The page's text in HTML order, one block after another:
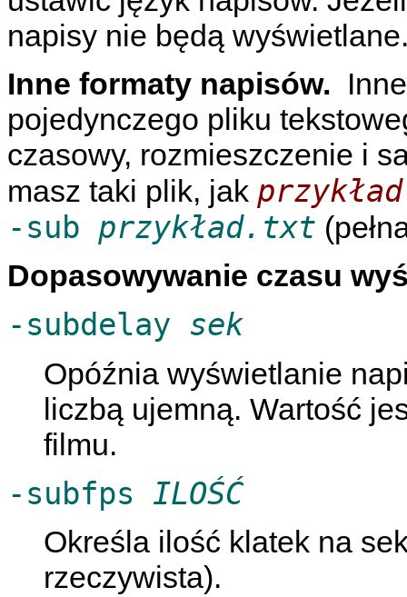
napisy nie będą
Inne formaty napisów.
pojedynczego pliku
czasowy, rozmieszczenie i
masz taki plik, jak
-sub przykład.txt
Dopasowywanie czasu
-subdelay sek
Opóźnia wyświetlanie
liczbą ujemną. Wartość
filmu.
-subfps ILOŚĆ
Określa ilość klatek na
rzeczywista).